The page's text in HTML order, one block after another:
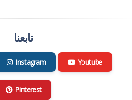
تابعنا
Instagram Youtube
Pinterest